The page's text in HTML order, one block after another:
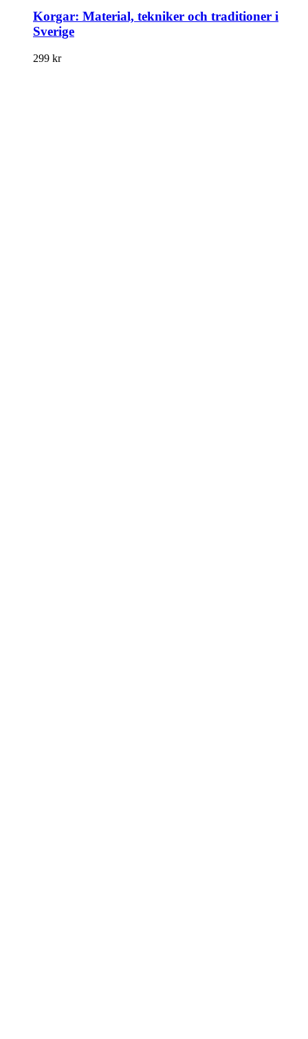
Korgar: Material, tekniker och traditioner i
Sverige
299 kr